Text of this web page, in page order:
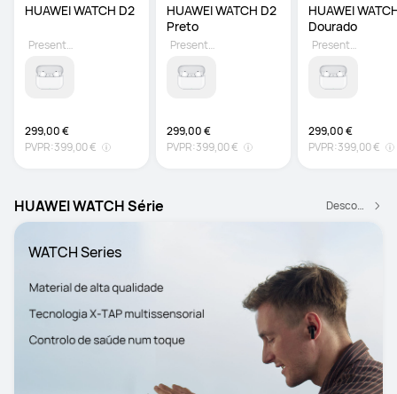
HUAWEI WATCH D2
299,00 €
PVPR:399,00 €
Presente grátis
HUAWEI WATCH D2
Preto
299,00 €
PVPR:399,00 €
Presente grátis
HUAWEI
Dourado
299,00 €
PVPR:399,00 €
Presente grátis
HUAWEI WATCH Série Descobrir mais
WATCH Series